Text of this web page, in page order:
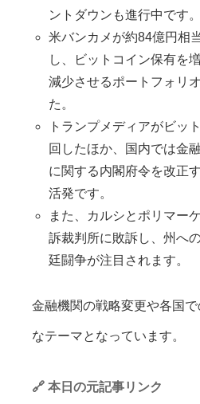
ントダウンも進行中です。
米バンカメが約84億円相
し、ビットコイン保有を
減少させるポートフォリ
た。
トランプメディアがビッ
回したほか、国内では金
に関する内閣府令を改正
活発です。
また、カルシとポリマー
訴裁判所に敗訴し、州へ
廷闘争が注目されます。
金融機関の戦略変更や各国
なテーマとなっています。
🔗 本日の元記事リンク